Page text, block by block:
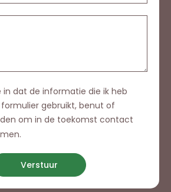
in dat de informatie die ik heb
gebruikt, benut of
om in de toekomst contact
Verstuur